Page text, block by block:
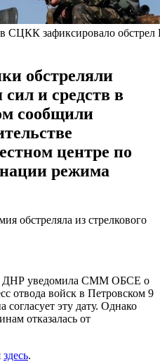
СЦКК зафиксировало обстрел
обстреляли
сил и средств в
сообщили
центре по
режима
обстреляла из стрелкового
ДНР уведомила СММ ОБСЕ о
отвода войск в Петровском 9
согласует эту дату. Однако
отказалась от
здесь.